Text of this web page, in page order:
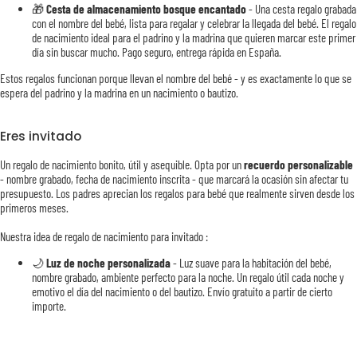
🎁Cesta de almacenamiento bosque encantado- Una cesta regalo grabada
con el nombre del bebé, lista para regalar y celebrar la llegada del bebé. El regalo
de nacimiento ideal para el padrino y la madrina que quieren marcar este primer
día sin buscar mucho. Pago seguro, entrega rápida en España.
Estos regalos funcionan porque llevan el nombre del bebé - y es exactamente lo que se
espera del padrino y la madrina en un nacimiento o bautizo.
Eres invitado
Un regalo de nacimiento bonito, útil y asequible. Opta por unrecuerdo personalizable
- nombre grabado, fecha de nacimiento inscrita - que marcará la ocasión sin afectar tu
presupuesto. Los padres aprecian los regalos para bebé que realmente sirven desde los
primeros meses.
Nuestra idea de regalo de nacimiento para invitado :
🌙Luz de noche personalizada- Luz suave para la habitación del bebé,
nombre grabado, ambiente perfecto para la noche. Un regalo útil cada noche y
emotivo el día del nacimiento o del bautizo. Envío gratuito a partir de cierto
importe.